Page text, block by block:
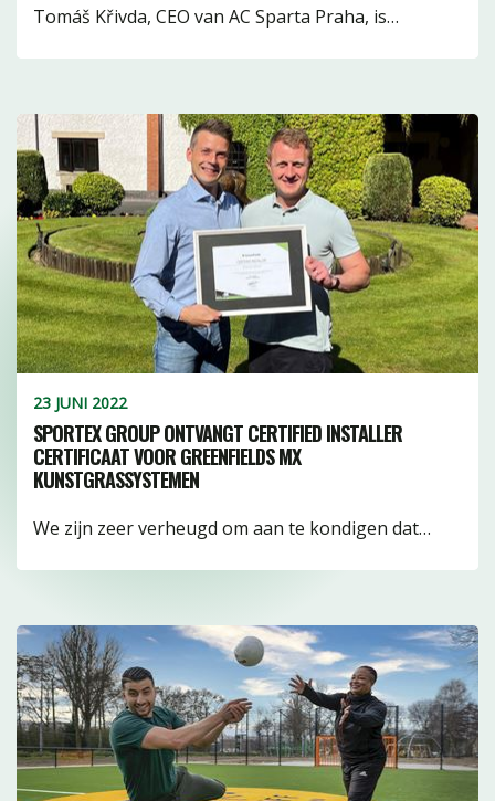
Watervrij3
Geweven7
Tomáš Křivda, CEO van AC Sparta Praha, is…
23 JUNI 2022
SPORTEX GROUP ONTVANGT CERTIFIED INSTALLER
CERTIFICAAT VOOR GREENFIELDS MX
KUNSTGRASSYSTEMEN
We zijn zeer verheugd om aan te kondigen dat…